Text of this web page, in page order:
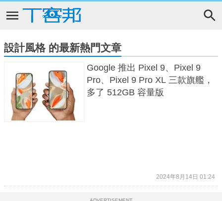
設計風格 的最新熱門文章
Google 推出 Pixel 9、Pixel 9
Pro、Pixel 9 Pro XL 三款旗艦，
多了 512GB 容量版
2024年8月14日 01:24